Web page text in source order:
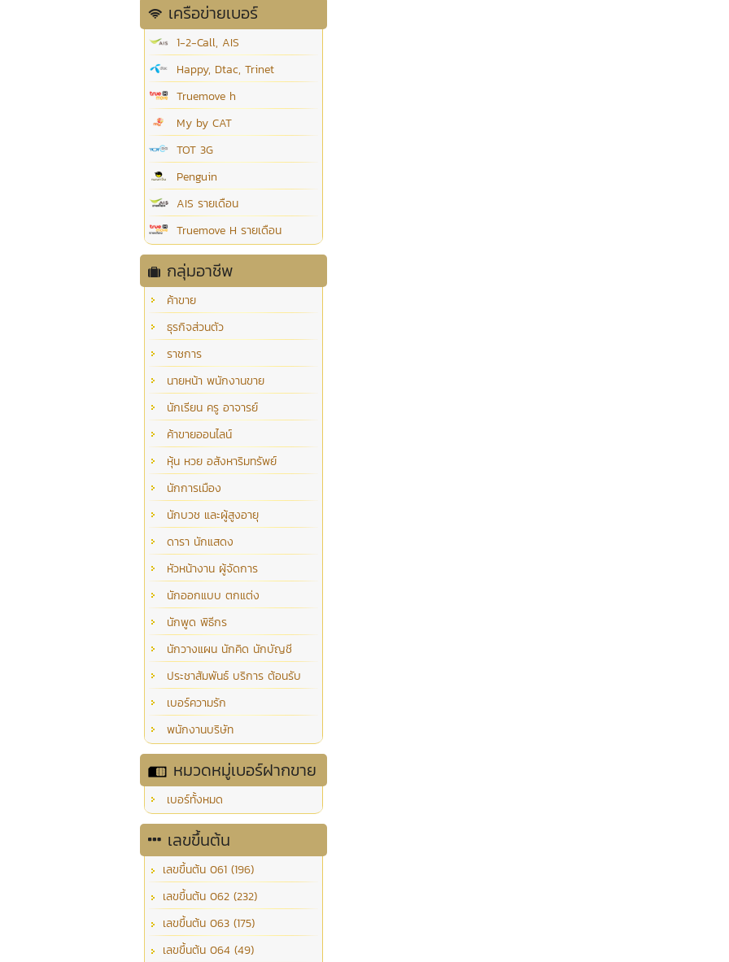
เครือข่ายเบอร์
1-2-Call, AIS
Happy, Dtac, Trinet
Truemove h
My by CAT
TOT 3G
Penguin
AIS รายเดือน
Truemove H รายเดือน
กลุ่มอาชีพ
ค้าขาย
ธุรกิจส่วนตัว
ราชการ
นายหน้า พนักงานขาย
นักเรียน ครู อาจารย์
ค้าขายออนไลน์
หุ้น หวย อสังหาริมทรัพย์
นักการเมือง
นักบวช และผู้สูงอายุ
ดารา นักแสดง
หัวหน้างาน ผู้จัดการ
นักออกแบบ ตกแต่ง
นักพูด พิธีกร
นักวางแผน นักคิด นักบัญชี
ประชาสัมพันธ์ บริการ ต้อนรับ
เบอร์ความรัก
พนักงานบริษัท
หมวดหมู่เบอร์ฝากขาย
เบอร์ทั้งหมด
เลขขึ้นต้น
เลขขึ้นต้น 061 (196)
เลขขึ้นต้น 062 (232)
เลขขึ้นต้น 063 (175)
เลขขึ้นต้น 064 (49)